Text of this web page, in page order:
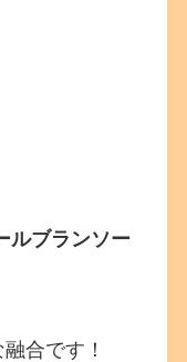
ルブランソー
合です！